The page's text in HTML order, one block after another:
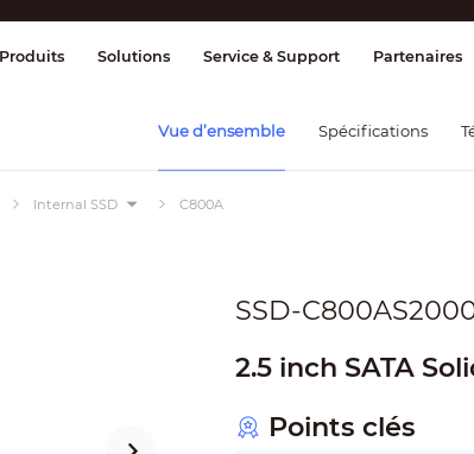
& Contrôle Transmission
Produits Solutions Service & Support Partenaires
Vue d’ensemble Spécifications
Internal SSD C800A
SSD-
2.5 inch SATA
Points clés